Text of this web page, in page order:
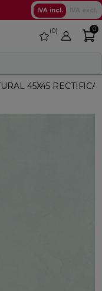
IVA incl.
favorite
0 0
45X45